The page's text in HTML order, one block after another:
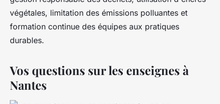
végétales, limitation des émissions polluantes et
formation continue des équipes aux pratiques
durables.
Vos questions sur les enseignes à
Nantes